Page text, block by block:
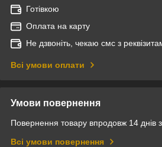
Готівкою
Оплата на карту
Не дзвоніть, чекаю смс з
Всі умови оплати
Умови повернення
Повернення товару впродовж 14 днів
Всі умови повернення